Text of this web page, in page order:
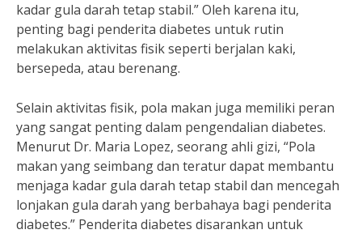
kadar gula darah tetap stabil.” Oleh karena itu,
penting bagi penderita diabetes untuk rutin
melakukan aktivitas fisik seperti berjalan kaki,
bersepeda, atau berenang.
Selain aktivitas fisik, pola makan juga memiliki peran
yang sangat penting dalam pengendalian diabetes.
Menurut Dr. Maria Lopez, seorang ahli gizi, “Pola
makan yang seimbang dan teratur dapat membantu
menjaga kadar gula darah tetap stabil dan mencegah
lonjakan gula darah yang berbahaya bagi penderita
diabetes.” Penderita diabetes disarankan untuk